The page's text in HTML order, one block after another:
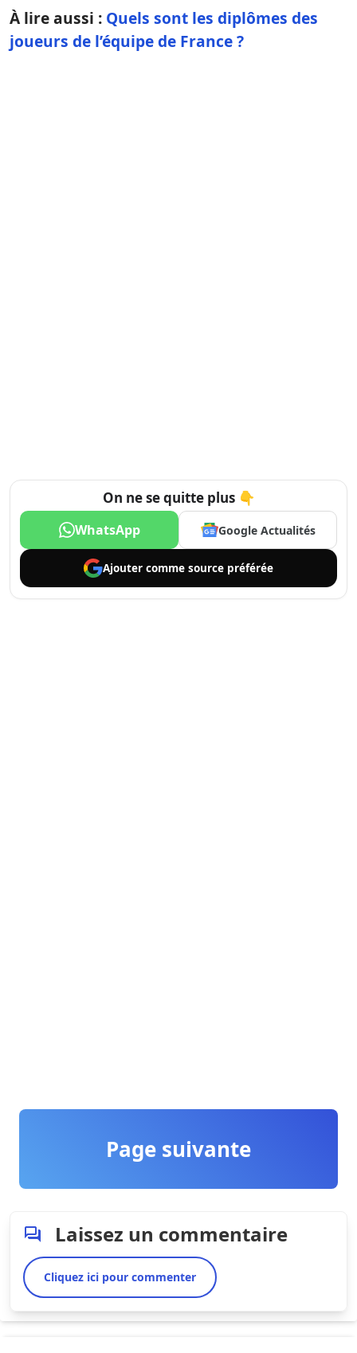
À lire aussi : Quels sont les diplômes des
joueurs de l’équipe de France ?
On ne se quitte plus 👇
WhatsApp Google Actualités
Ajouter comme source préférée
Page suivante
Laissez un commentaire
Cliquez ici pour commenter